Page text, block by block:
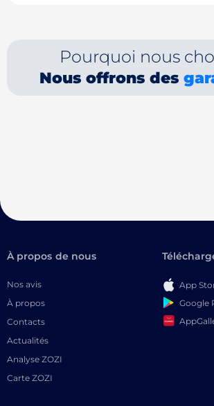
Pourquoi nous
Nous offrons des
À propos de nous
Nos avis
À propos
Contacts
Actualités
Analyse ZOZI
Carte ZOZI
App
Google